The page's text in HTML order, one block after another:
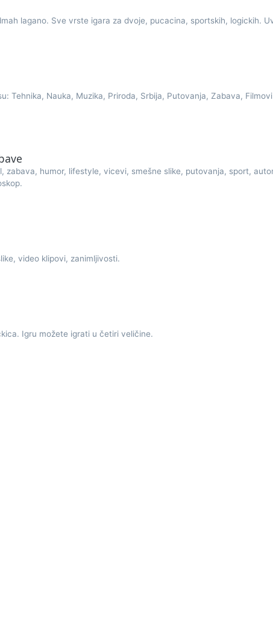
lagano. Sve vrste igara za dvoje, pucacina, sportskih, logickih.
Tehnika, Nauka, Muzika, Priroda, Srbija, Putovanja, Zabava,
zabava, humor, lifestyle, vicevi, smešne slike, putovanja, sport,
video klipovi, zanimljivosti.
Igru možete igrati u četiri veličine.